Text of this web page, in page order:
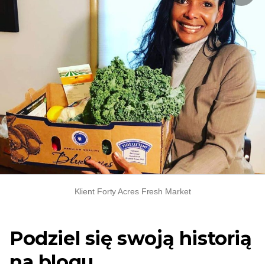
Klient Forty Acres Fresh Market
Podziel się swoją historią